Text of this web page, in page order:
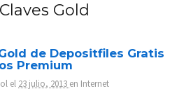
Gold
de Depositfiles Gratis
Premium
el 23 julio, 2013 en Internet